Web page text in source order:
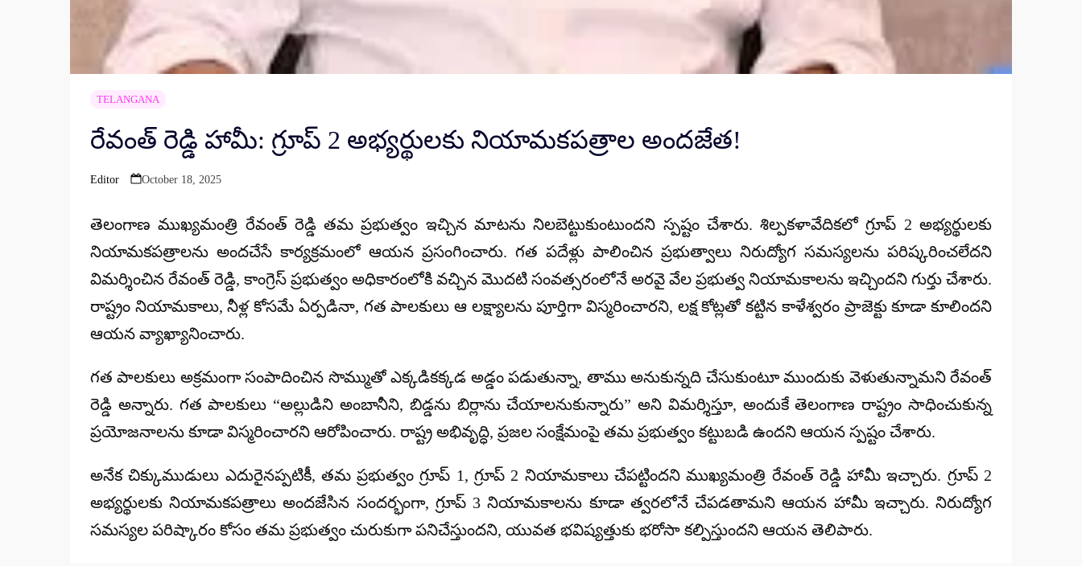
TELANGANA
రేవంత్ రెడ్డి హామీ: గ్రూప్ 2 అభ్యర్థులకు నియామకపత్రాల అందజేత!
Posted
Editor October 18, 2025
తెలంగాణ ముఖ్యమంత్రి రేవంత్ రెడ్డితమ ప్రభుత్వం ఇచ్చిన మాటను నిలబెట్టుకుంటుందని స్పష్టం చేశారు. శిల్పకళావేదికలో గ్రూప్ 2 అభ్యర్థులకు
నియామకపత్రాలను అందచేసే కార్యక్రమంలో ఆయన ప్రసంగించారు. గత పదేళ్లు పాలించిన ప్రభుత్వాలునిరుద్యోగ సమస్యలను పరిష్కరించలేదని
విమర్శించిన రేవంత్ రెడ్డి, కాంగ్రెస్ ప్రభుత్వం అధికారంలోకి వచ్చిన మొదటి సంవత్సరంలోనే అరవై వేల ప్రభుత్వ నియామకాలను ఇచ్చిందని గుర్తు చేశారు.
రాష్ట్రం నియామకాలు, నీళ్ల కోసమే ఏర్పడినా, గత పాలకులు ఆ లక్ష్యాలను పూర్తిగా విస్మరించారని, లక్ష కోట్లతో కట్టిన కాళేశ్వరం ప్రాజెక్టు కూడా కూలిందని
ఆయన వ్యాఖ్యానించారు.
గత పాలకులు అక్రమంగా సంపాదించిన సొమ్ముతోఎక్కడికక్కడ అడ్డం పడుతున్నా, తాము అనుకున్నది చేసుకుంటూ ముందుకు వెళుతున్నామని రేవంత్
రెడ్డి అన్నారు. గత పాలకులు “అల్లుడిని అంబానీని, బిడ్డను బిర్లాను చేయాలనుకున్నారు” అని విమర్శిస్తూ, అందుకే తెలంగాణ రాష్ట్రం సాధించుకున్న
ప్రయోజనాలను కూడా విస్మరించారని ఆరోపించారు. రాష్ట్ర అభివృద్ధి, ప్రజల సంక్షేమంపై తమ ప్రభుత్వం కట్టుబడి ఉందని ఆయన స్పష్టం చేశారు.
అనేక చిక్కుముడులు ఎదురైనప్పటికీ, తమ ప్రభుత్వంగ్రూప్ 1, గ్రూప్ 2 నియామకాలుచేపట్టిందని ముఖ్యమంత్రి రేవంత్ రెడ్డి హామీ ఇచ్చారు. గ్రూప్ 2
అభ్యర్థులకు నియామకపత్రాలు అందజేసిన సందర్భంగా, గ్రూప్ 3 నియామకాలను కూడా త్వరలోనే చేపడతామని ఆయన హామీ ఇచ్చారు. నిరుద్యోగ
సమస్యల పరిష్కారం కోసం తమ ప్రభుత్వం చురుకుగా పనిచేస్తుందని, యువత భవిష్యత్తుకు భరోసా కల్పిస్తుందని ఆయన తెలిపారు.